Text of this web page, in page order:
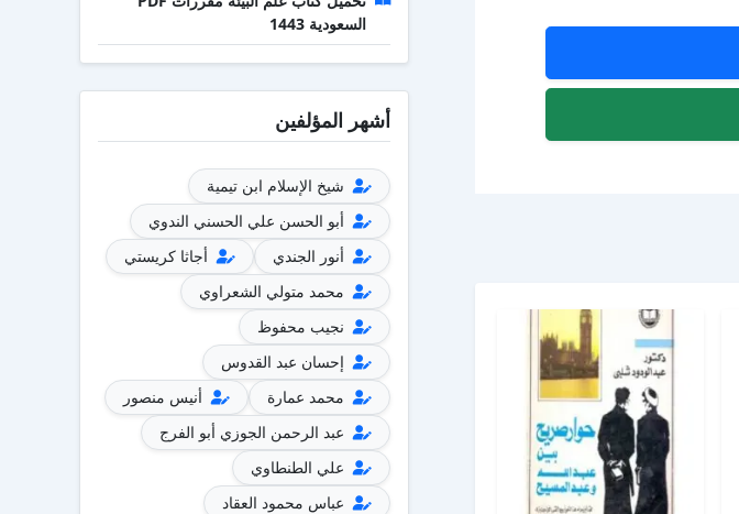
السعودية 1443
أشهر المؤلفين
شيخ الإسلام ابن تيمية
أبو الحسن علي الحسني الندوي
أنور الجندي
أجاثا كريستي
محمد متولي الشعراوي
نجيب محفوظ
إحسان عبد القدوس
محمد عمارة
أنيس منصور
عبد الرحمن الجوزي أبو الفرج
علي الطنطاوي
عباس محمود العقاد